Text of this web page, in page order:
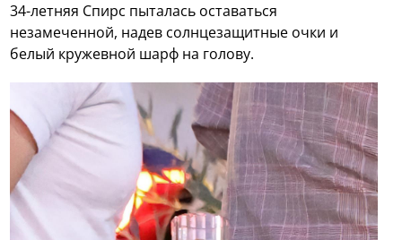
34-летняя Спирс пыталась оставаться
незамеченной, надев солнцезащитные очки и
белый кружевной шарф на голову.